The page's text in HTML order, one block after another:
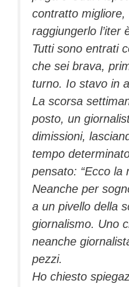
contratto
raggiungerlo l’iter
Tutti sono entrati
che sei brava,
turno. Io stavo in
La scorsa
posto, un
dimissioni,
tempo
pensato: “Ecco la
Neanche per
a un pivello della
giornalismo. Uno
neanche
pezzi.
Ho chiesto